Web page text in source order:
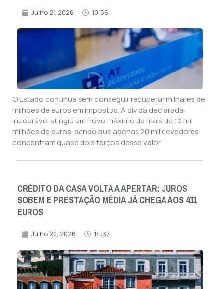
Julho 21, 2026 10:56
O Estado continua sem conseguir recuperar milhares de
milhões de euros em impostos. A dívida declarada
incobrável atingiu um novo máximo de mais de 10 mil
milhões de euros, sendo que apenas 20 mil devedores
concentram quase dois terços desse valor.
CRÉDITO DA CASA VOLTA A APERTAR: JUROS
SOBEM E PRESTAÇÃO MÉDIA JÁ CHEGA AOS 411
EUROS
Julho 20, 2026 14:37